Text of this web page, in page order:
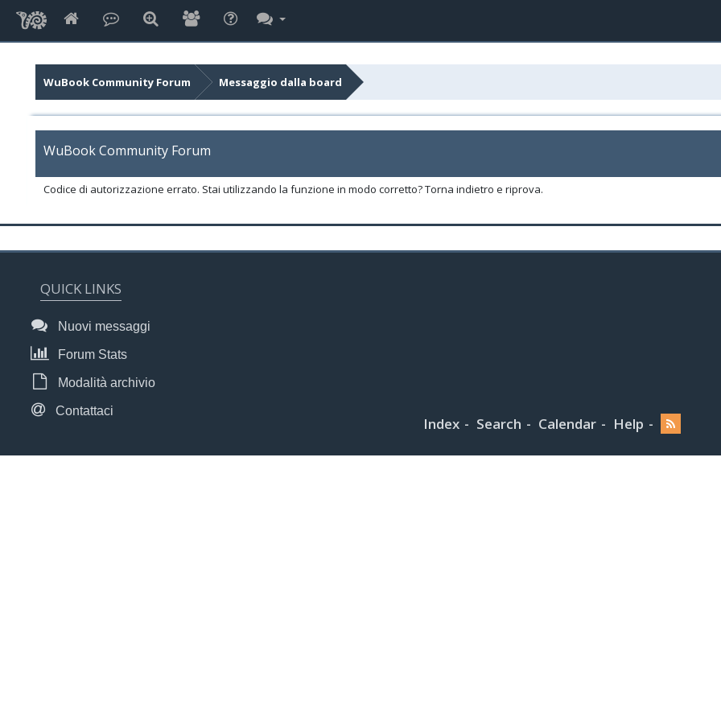
WuBook Community Forum Messaggio dalla board
WuBook Community Forum
Codice di autorizzazione errato. Stai utilizzando la funzione in modo corretto? Torna indietro e riprova.
QUICK LINKS
Nuovi messaggi
Forum Stats
Modalità archivio
Contattaci
Index Search Calendar Help